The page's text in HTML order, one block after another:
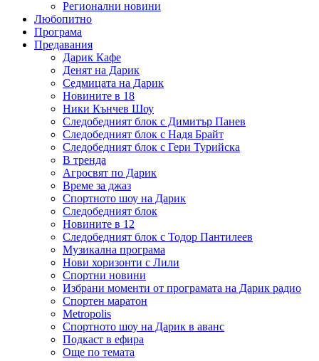
Регионални новини
Любопитно
Програма
Предавания
Дарик Кафе
Денят на Дарик
Седмицата на Дарик
Новините в 18
Ники Кънчев Шоу
Следобедният блок с Димитър Панев
Следобедният блок с Надя Брайт
Следобедният блок с Гери Турийска
В тренда
Агросвят по Дарик
Време за джаз
Спортното шоу на Дарик
Следобедният блок
Новините в 12
Следобедният блок с Тодор Пантилеев
Музикална програма
Нови хоризонти с Лили
Спортни новини
Избрани моменти от програмата на Дарик радио
Спортен маратон
Metropolis
Спортното шоу на Дарик в аванс
Подкаст в ефира
Още по темата